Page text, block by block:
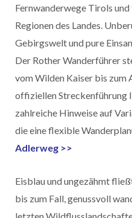
Fernwanderwege Tirols
Regionen des Landes.
Gebirgswelt und pure
Der Rother Wanderführer
vom Wilden Kaiser bis zum
offiziellen Streckenführung
zahlreiche Hinweise auf
die eine flexible
Adlerweg >>
Eisblau und ungezähmt
bis zum Fall, genussvoll